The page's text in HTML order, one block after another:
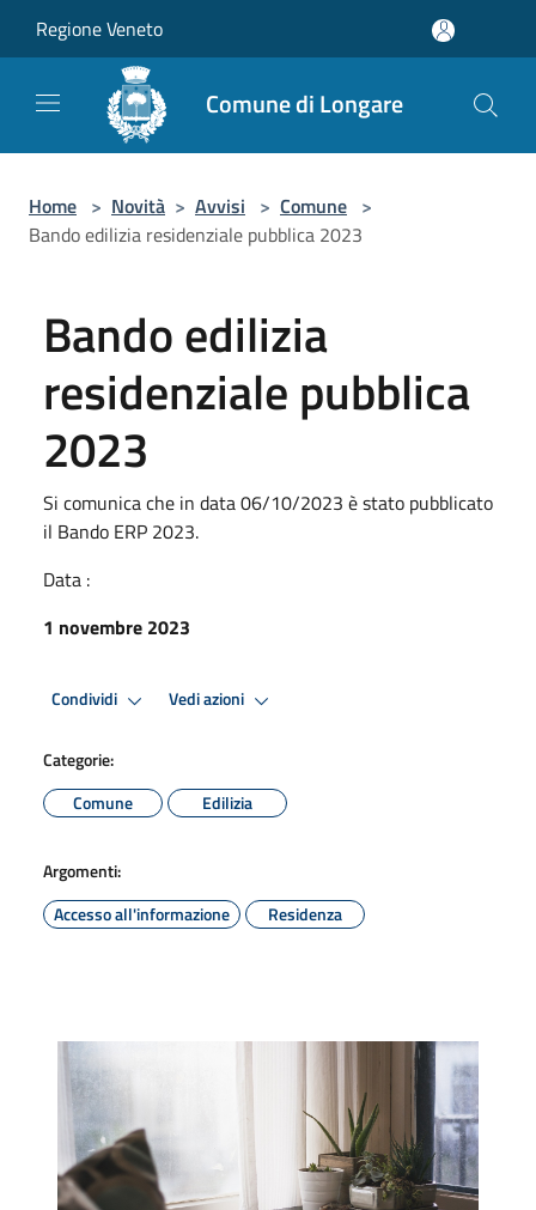
Regione Veneto
Comune di Longare
Home > Novità > Avvisi > Comune >
Bando edilizia residenziale pubblica 2023
Bando edilizia
residenziale pubblica
2023
Si comunica che in data 06/10/2023 è stato pubblicato
il Bando ERP 2023.
Data :
1 novembre 2023
Condividi Vedi azioni
Categorie:
Comune
Edilizia
Argomenti:
Accesso all'informazione
Residenza